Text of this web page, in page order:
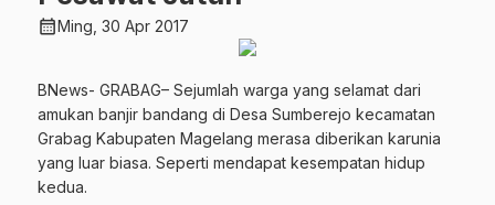
calendar_monthMing, 30 Apr 2017
BNews- GRABAG– Sejumlah warga yang selamat dari
amukan banjir bandang di Desa Sumberejo kecamatan
Grabag Kabupaten Magelang merasa diberikan karunia
yang luar biasa. Seperti mendapat kesempatan hidup
kedua.